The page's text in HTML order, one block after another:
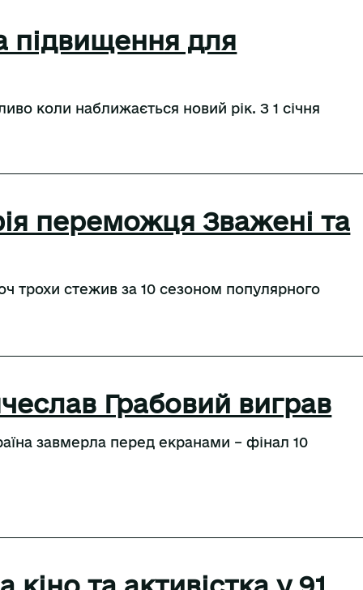
підвищення для
коли наближається новий рік. З 1 січня
переможця Зважені та
трохи стежив за 10 сезоном популярного
Грабовий виграв
завмерла перед екранами – фінал 10